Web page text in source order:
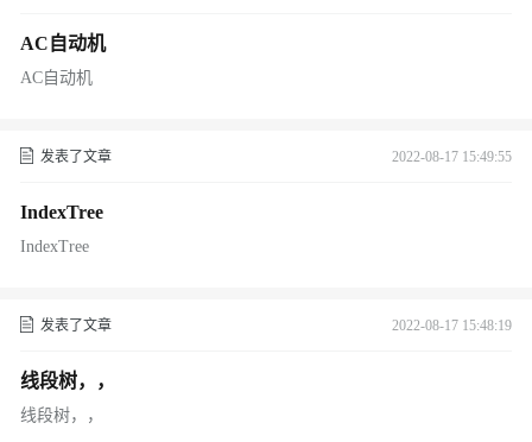
AC自动机
AC自动机
发表了文章 2022-08-17 15:49:55
IndexTree
IndexTree
发表了文章 2022-08-17 15:48:19
线段树，，
线段树，，